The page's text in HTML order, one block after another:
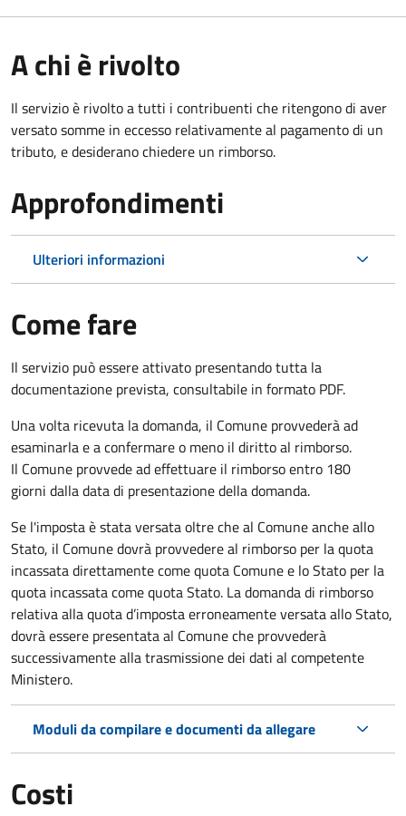
A chi è rivolto
Il servizio è rivolto a tutti i contribuenti che ritengono di aver
versato somme in eccesso relativamente al pagamento di un
tributo, e desiderano chiedere un rimborso.
Approfondimenti
Ulteriori informazioni
Come fare
Il servizio può essere attivato presentando tutta la
documentazione prevista, consultabile in formato PDF.
Una volta ricevuta la domanda, il Comune provvederà ad
esaminarla e a confermare o meno il diritto al rimborso.
Il Comune provvede ad effettuare il rimborso entro 180
giorni dalla data di presentazione della domanda.
Se l'imposta è stata versata oltre che al Comune anche allo
Stato, il Comune dovrà provvedere al rimborso per la quota
incassata direttamente come quota Comune e lo Stato per la
quota incassata come quota Stato. La domanda di rimborso
relativa alla quota d’imposta erroneamente versata allo Stato,
dovrà essere presentata al Comune che provvederà
successivamente alla trasmissione dei dati al competente
Ministero.
Moduli da compilare e documenti da allegare
Costi